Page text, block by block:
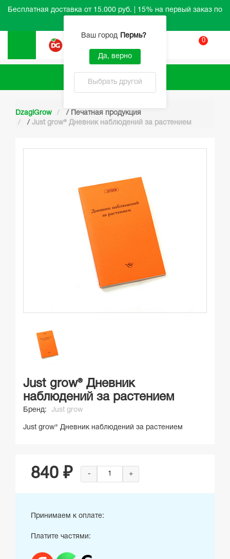
Бесплатная доставка от 15.000 руб. | 15% на первый заказ по
Ваш город Пермь?
Да, верно
Выбрать другой
0
Каталог
DzagiGrow / Печатная продукция
/ Just grow® Дневник наблюдений за растением
Just grow® Дневник
наблюдений за растением
Бренд: Just grow
Just grow® Дневник наблюдений за растением
840 ₽ - +
Принимаем к оплате:
Платите частями: